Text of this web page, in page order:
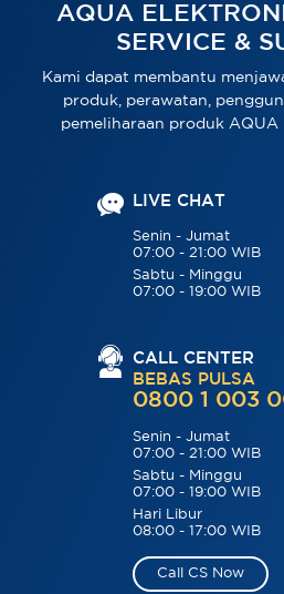
AQUA
SERVICE &
Kami dapat membantu
produk, perawatan,
pemeliharaan produk AQUA
LIVE CHAT
Senin - Jumat
07:00 - 21:00 WIB
Sabtu - Minggu
07:00 - 19:00 WIB
CALL CENTER
BEBAS PULSA
0800 1 003
Senin - Jumat
07:00 - 21:00 WIB
Sabtu - Minggu
07:00 - 19:00 WIB
Hari Libur
08:00 - 17:00 WIB
Call CS Now